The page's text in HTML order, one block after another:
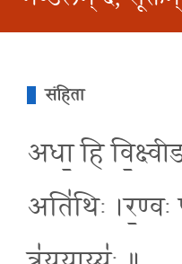
संहिता
अधा॒ हि
अति॑थिः ।र॒ण्वः